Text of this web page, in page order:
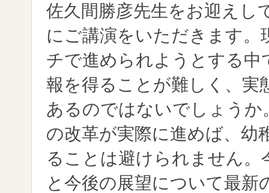
佐久間勝彦先生をお迎えし
にご講演をいただきます。
チで進められようとする
報を得ることが難しく、実
あるのではないでしょうか
の改革が実際に進めば、幼
ることは避けられません。
と今後の展望について最